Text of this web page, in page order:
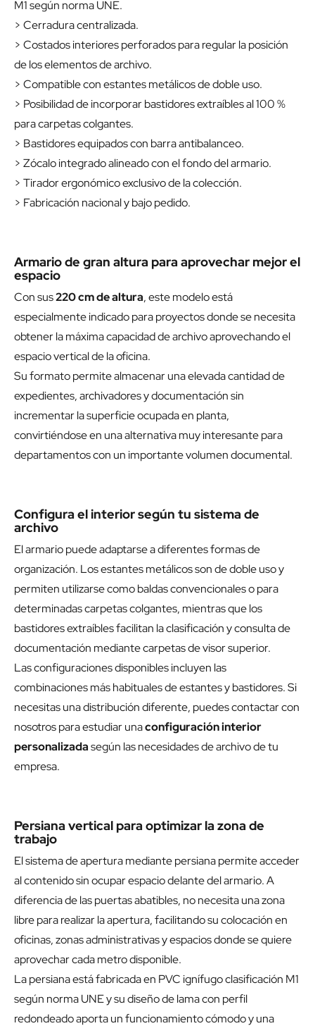
M1 según norma UNE.
> Cerradura centralizada.
> Costados interiores perforados para regular la posición
de los elementos de archivo.
> Compatible con estantes metálicos de doble uso.
> Posibilidad de incorporar bastidores extraíbles al 100 %
para carpetas colgantes.
> Bastidores equipados con barra antibalanceo.
> Zócalo integrado alineado con el fondo del armario.
> Tirador ergonómico exclusivo de la colección.
> Fabricación nacional y bajo pedido.
Armario de gran altura para aprovechar mejor el
espacio
Con sus220 cm de altura, este modelo está
especialmente indicado para proyectos donde se necesita
obtener la máxima capacidad de archivo aprovechando el
espacio vertical de la oficina.
Su formato permite almacenar una elevada cantidad de
expedientes, archivadores y documentación sin
incrementar la superficie ocupada en planta,
convirtiéndose en una alternativa muy interesante para
departamentos con un importante volumen documental.
Configura el interior según tu sistema de
archivo
El armario puede adaptarse a diferentes formas de
organización. Los estantes metálicos son de doble uso y
permiten utilizarse como baldas convencionales o para
determinadas carpetas colgantes, mientras que los
bastidores extraíbles facilitan la clasificación y consulta de
documentación mediante carpetas de visor superior.
Las configuraciones disponibles incluyen las
combinaciones más habituales de estantes y bastidores. Si
necesitas una distribución diferente, puedes contactar con
nosotros para estudiar unaconfiguración interior
personalizadasegún las necesidades de archivo de tu
empresa.
Persiana vertical para optimizar la zona de
trabajo
El sistema de apertura mediante persiana permite acceder
al contenido sin ocupar espacio delante del armario. A
diferencia de las puertas abatibles, no necesita una zona
libre para realizar la apertura, facilitando su colocación en
oficinas, zonas administrativas y espacios donde se quiere
aprovechar cada metro disponible.
La persiana está fabricada en PVC ignífugo clasificación M1
según norma UNE y su diseño de lama con perfil
redondeado aporta un funcionamiento cómodo y una